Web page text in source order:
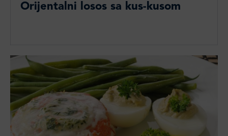
Orijentalni losos sa kus-kusom